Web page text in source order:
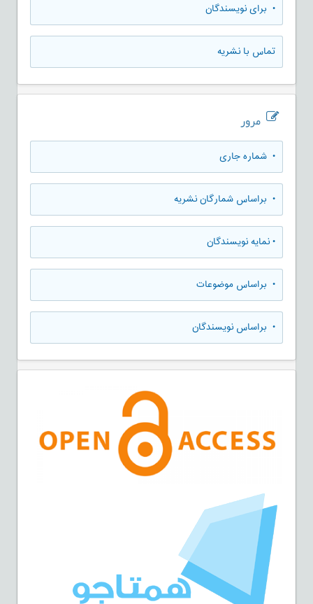
• برای نویسندگان
تماس با نشریه
مرور
• شماره جاری
• براساس شمارگان نشریه
•نمایه نویسندگان
• براساس موضوعات
• براساس نویسندگان